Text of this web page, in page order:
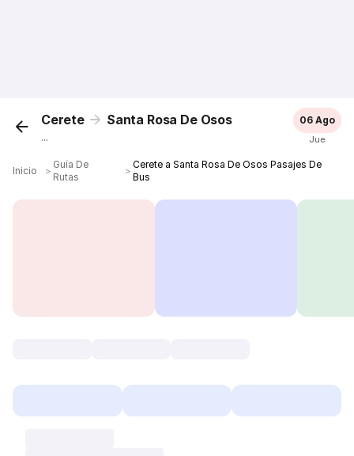
Cerete Santa Rosa De Osos
...
06 Ago
Jue
Inicio ＞
Guía De
Rutas
＞
Cerete a Santa Rosa De Osos Pasajes De
Bus